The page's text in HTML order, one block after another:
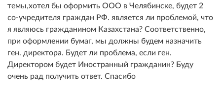
темы,хотел бы оформить ООО в Челябинске, будет 2
со-учредителя граждан РФ. является ли проблемой, что
я являюсь гражданином Казахстана? Соответственно,
при оформлении бумаг, мы должны будем назначить
ген. директора. Будет ли проблема, если ген.
Директором будет Иностранный гражданин? Буду
очень рад получить ответ. Спасибо